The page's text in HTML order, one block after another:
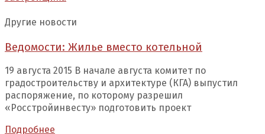
Другие новости
Ведомости: Жилье вместо котельной
19 августа 2015 В начале августа комитет по
градостроительству и архитектуре (КГА) выпустил
распоряжение, по которому разрешил
«Росстройинвесту» подготовить проект
Подробнее